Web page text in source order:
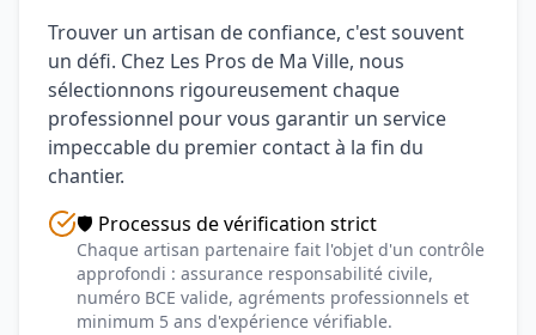
Trouver un artisan de confiance, c'est souvent
un défi. Chez Les Pros de Ma Ville, nous
sélectionnons rigoureusement chaque
professionnel pour vous garantir un service
impeccable du premier contact à la fin du
chantier.
🛡️ Processus de vérification strict
Chaque artisan partenaire fait l'objet d'un contrôle
approfondi : assurance responsabilité civile,
numéro BCE valide, agréments professionnels et
minimum 5 ans d'expérience vérifiable.